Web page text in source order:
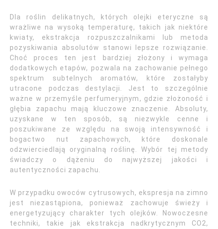
Dla roślin delikatnych, których olejki eteryczne są
wrażliwe na wysoką temperaturę, takich jak niektóre
kwiaty, ekstrakcja rozpuszczalnikami lub metoda
pozyskiwania absolutów stanowi lepsze rozwiązanie.
Choć proces ten jest bardziej złożony i wymaga
dodatkowych etapów, pozwala na zachowanie pełnego
spektrum subtelnych aromatów, które zostałyby
utracone podczas destylacji. Jest to szczególnie
ważne w przemyśle perfumeryjnym, gdzie złożoność i
głębia zapachu mają kluczowe znaczenie. Absoluty,
uzyskane w ten sposób, są niezwykle cenne i
poszukiwane ze względu na swoją intensywność i
bogactwo nut zapachowych, które doskonale
odzwierciedlają oryginalną roślinę. Wybór tej metody
świadczy o dążeniu do najwyższej jakości i
autentyczności zapachu.
W przypadku owoców cytrusowych, ekspresja na zimno
jest niezastąpiona, ponieważ zachowuje świeży i
energetyzujący charakter tych olejków. Nowoczesne
techniki, takie jak ekstrakcja nadkrytycznym CO2,